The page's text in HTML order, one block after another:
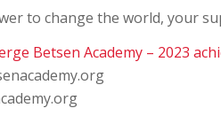
to change the world, your
Betsen Academy – 2023